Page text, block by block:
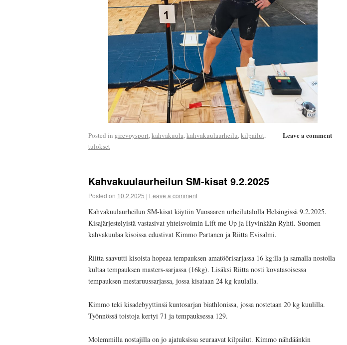
Leave a comment
Posted in girevoysport,kahvakuula,kahvakuulaurheilu,kilpailut,
tulokset
Kahvakuulaurheilun SM-kisat 9.2.2025
Posted on 10.2.2025 | Leave a comment
Kahvakuulaurheilun SM-kisat käytiin Vuosaaren urheilutalolla Helsingissä 9.2.2025.
Kisajärjestelyistä vastasivat yhteisvoimin Lift me Up ja Hyvinkään Ryhti. Suomen
kahvakuulaa kisoissa edustivat Kimmo Partanen ja Riitta Evisalmi.
Riitta saavutti kisoista hopeaa tempauksen amatöörisarjassa 16 kg:lla ja samalla nostolla
kultaa tempauksen masters-sarjassa (16kg). Lisäksi Riitta nosti kovatasoisessa
tempauksen mestaruussarjassa, jossa kisataan 24 kg kuulalla.
Kimmo teki kisadebyyttinsä kuntosarjan biathlonissa, jossa nostetaan 20 kg kuulilla.
Työnnössä toistoja kertyi 71 ja tempauksessa 129.
Molemmilla nostajilla on jo ajatuksissa seuraavat kilpailut. Kimmo nähdäänkin